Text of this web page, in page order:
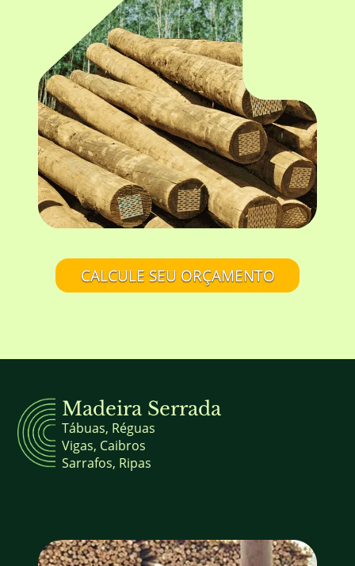
CALCULE SEU ORÇAMENTO
Madeira Serrada
Tábuas, Réguas
Vigas, Caibros
Sarrafos, Ripas